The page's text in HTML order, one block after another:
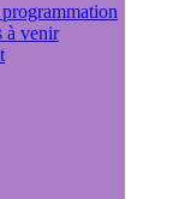
à venir